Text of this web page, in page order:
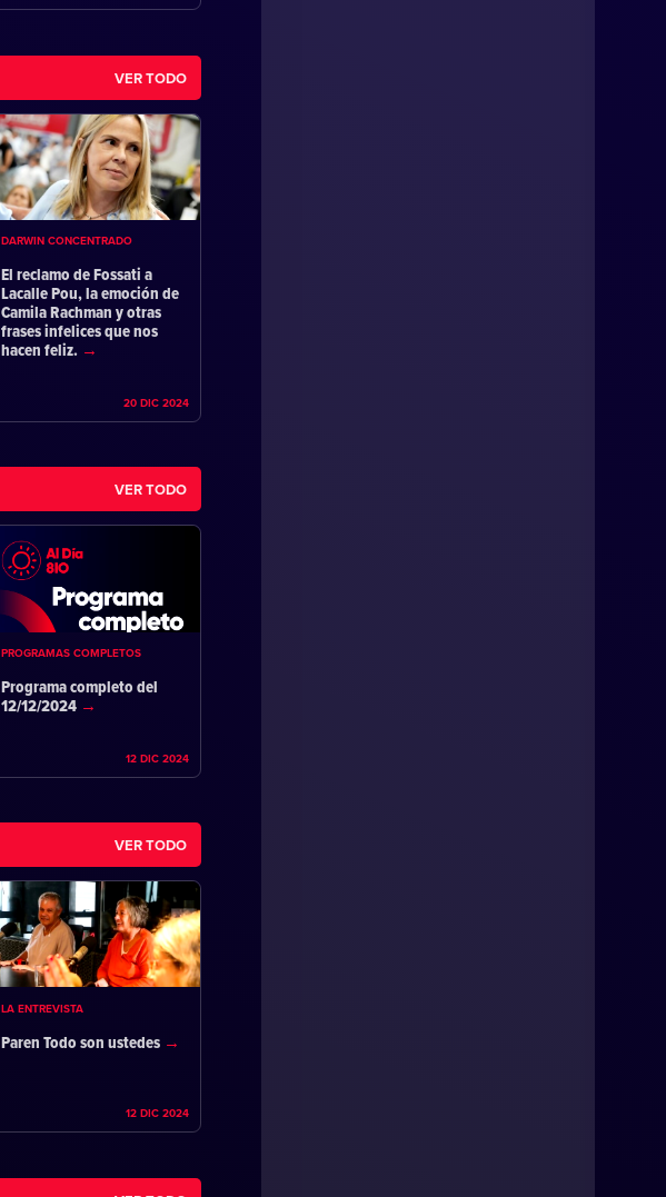
VER TODO
DARWIN CONCENTRADO
El reclamo de Fossati a
Lacalle Pou, la emoción de
Camila Rachman y otras
frases infelices que nos
hacen feliz.
20 DIC 2024
VER TODO
PROGRAMAS COMPLETOS
Programa completo del
12/12/2024
12 DIC 2024
VER TODO
LA ENTREVISTA
Paren Todo son ustedes
12 DIC 2024